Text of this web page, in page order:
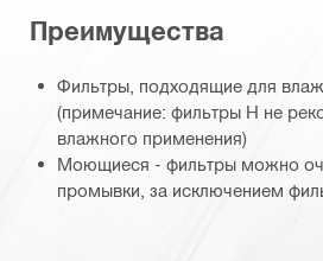
Преимущества
Фильтры, подходящие для
(примечание: фильтры H не
влажного применения)
Моющиеся - фильтры можно
промывки, за исключением